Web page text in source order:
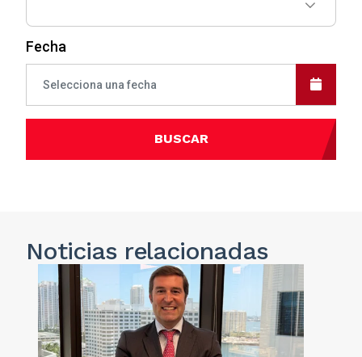
Fecha
BUSCAR
Noticiasrelacionadas